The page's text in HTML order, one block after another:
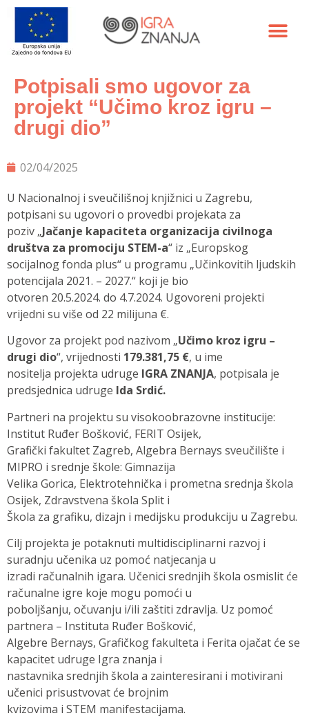
Potpisali smo ugovor za
projekt “Učimo kroz igru –
drugi dio”
02/04/2025
U Nacionalnoj i sveučilišnoj knjižnici u Zagrebu,
potpisani su ugovori o provedbi projekata za
poziv „Jačanje kapaciteta organizacija civilnoga
društva za promociju STEM-a“ iz „Europskog
socijalnog fonda plus“ u programu „Učinkovitih ljudskih
potencijala 2021. – 2027.“ koji je bio
otvoren 20.5.2024. do 4.7.2024. Ugovoreni projekti
vrijedni su više od 22 milijuna €.
Ugovor za projekt pod nazivom „Učimo kroz igru –
drugi dio“, vrijednosti 179.381,75 €, u ime
nositelja projekta udruge IGRA ZNANJA, potpisala je
predsjednica udruge Ida Srdić.
Partneri na projektu su visokoobrazovne institucije:
Institut Ruđer Bošković, FERIT Osijek,
Grafički fakultet Zagreb, Algebra Bernays sveučilište i
MIPRO i srednje škole: Gimnazija
Velika Gorica, Elektrotehnička i prometna srednja škola
Osijek, Zdravstvena škola Split i
Škola za grafiku, dizajn i medijsku produkciju u Zagrebu.
Cilj projekta je potaknuti multidisciplinarni razvoj i
suradnju učenika uz pomoć natjecanja u
izradi računalnih igara. Učenici srednjih škola osmislit će
računalne igre koje mogu pomoći u
poboljšanju, očuvanju i/ili zaštiti zdravlja. Uz pomoć
partnera – Instituta Ruđer Bošković,
Algebre Bernays, Grafičkog fakulteta i Ferita ojačat će se
kapacitet udruge Igra znanja i
nastavnika srednjih škola a zainteresirani i motivirani
učenici prisustvovat će brojnim
kvizovima i STEM manifestacijama.